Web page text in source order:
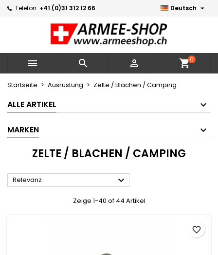
Telefon: +41 (0)31 312 12 66 Deutsch 
   shopping_cart0
Startseite Ausrüstung Zelte / Blachen / Camping
ALLE ARTIKEL
MARKEN
ZELTE / BLACHEN / CAMPING
Relevanz 
Zeige 1-40 of 44 Artikel
favorite_border
×
Neue Liste erstellen
×
((confirmMessage))
((cancelText)) ((modalDeleteText))
×
Name der Wunschliste
×
Sie müssen angemeldet sein, um Artikel Ihrer
Wunschliste hinzufügen zu können.
Abbrechen Anmelden